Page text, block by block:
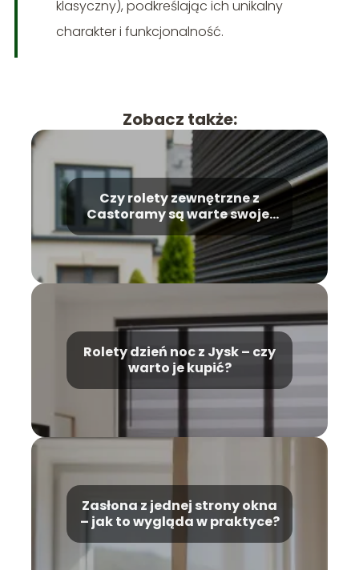
klasyczny), podkreślając ich unikalny
charakter i funkcjonalność.
Zobacz także:
Czy rolety zewnętrzne z
Castoramy są warte swojej
ceny?
Rolety dzień noc z Jysk – czy
warto je kupić?
Zasłona z jednej strony okna
– jak to wygląda w praktyce?